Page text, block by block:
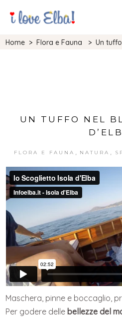
Home >Flora e Fauna >Un tuffo
UN TUFFO NEL
FLORA E FAUNA , NATURA ,
Maschera, pinne e boccaglio,
Per godere dellebellezze del